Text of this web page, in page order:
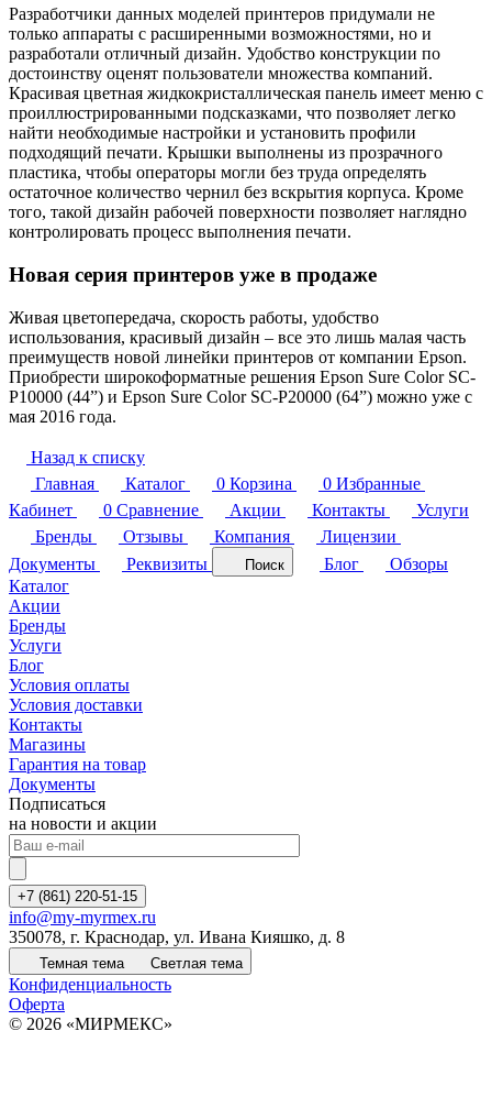
Разработчики данных моделей принтеров придумали не
только аппараты с расширенными возможностями, но и
разработали отличный дизайн. Удобство конструкции по
достоинству оценят пользователи множества компаний.
Красивая цветная жидкокристаллическая панель имеет меню с
проиллюстрированными подсказками, что позволяет легко
найти необходимые настройки и установить профили
подходящий печати. Крышки выполнены из прозрачного
пластика, чтобы операторы могли без труда определять
остаточное количество чернил без вскрытия корпуса. Кроме
того, такой дизайн рабочей поверхности позволяет наглядно
контролировать процесс выполнения печати.
Новая серия принтеров уже в продаже
Живая цветопередача, скорость работы, удобство
использования, красивый дизайн – все это лишь малая часть
преимуществ новой линейки принтеров от компании Epson.
Приобрести широкоформатные решения Epson Sure Color SC-
P10000 (44”) и Epson Sure Color SC-P20000 (64”) можно уже с
мая 2016 года.
Назад к списку
Главная
Каталог 0 Корзина 0 Избранные
Кабинет
0 Сравнение Акции Контакты
Услуги
Бренды
Отзывы Компания
Лицензии
Документы
Реквизиты Поиск Блог
Обзоры
Каталог
Акции
Бренды
Услуги
Блог
Условия оплаты
Условия доставки
Контакты
Магазины
Гарантия на товар
Документы
Подписаться
на новости и акции
+7 (861) 220-51-15
info@my-myrmex.ru
350078, г. Краснодар, ул. Ивана Кияшко, д. 8
Темная тема Светлая тема
Конфиденциальность
Оферта
© 2026 «МИРМЕКС»